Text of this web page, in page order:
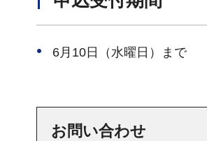
6月10日（水曜日）まで
お問い合わせ